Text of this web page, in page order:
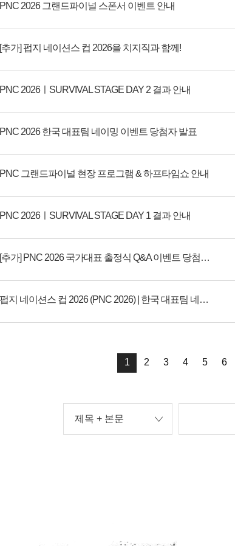
PNC 2026 그랜드파이널 스폰서 이벤트 안내
[추가] 펍지 네이션스 컵 2026을 치지직과 함께!
PNC 2026ㅣSURVIVAL STAGE DAY 2 결과 안내
PNC 2026 한국 대표팀 네이밍 이벤트 당첨자 발표
PNC 그랜드파이널 현장 프로그램 & 하프타임쇼 안내
PNC 2026ㅣSURVIVAL STAGE DAY 1 결과 안내
[추가] PNC 2026 국가대표 출정식 Q&A 이벤트 당첨자 발표
펍지 네이션스 컵 2026 (PNC 2026) | 한국 대표팀 네이밍 이벤트
1 2 3 4 5 6
제목 + 본문